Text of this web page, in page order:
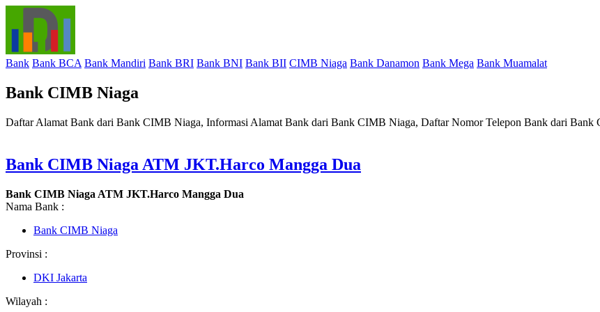
Bank Bank BCA Bank Mandiri Bank BRI Bank BNI Bank BII CIMB Niaga Bank Danamon Bank Mega Bank Muamalat
Bank CIMB Niaga
Daftar Alamat Bank dari Bank CIMB Niaga, Informasi Alamat Bank dari Bank CIMB Niaga, Daftar Nomor Telepon Bank dari
Bank CIMB Niaga ATM JKT.Harco Mangga Dua
Bank CIMB Niaga ATM JKT.Harco Mangga Dua
Nama Bank :
Bank CIMB Niaga
Provinsi :
DKI Jakarta
Wilayah :